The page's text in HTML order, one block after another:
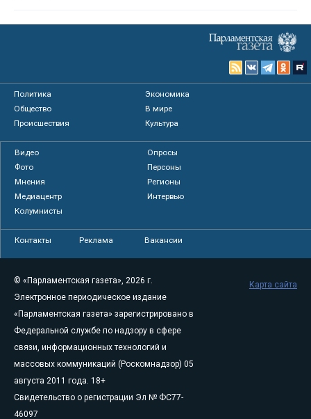
Политика
Экономика
Общество
В мире
Происшествия
Культура
Видео
Опросы
Фото
Персоны
Мнения
Регионы
Медиацентр
Интервью
Колумнисты
Контакты Реклама Вакансии
© «Парламентская газета», 2026 г.
Электронное периодическое издание
«Парламентская газета» зарегистрировано в
Федеральной службе по надзору в сфере
связи, информационных технологий и
массовых коммуникаций (Роскомнадзор) 05
августа 2011 года. 18+
Свидетельство о регистрации Эл № ФС77-
46097
Карта сайта